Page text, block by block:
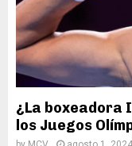
¿La boxeadora
los Juegos